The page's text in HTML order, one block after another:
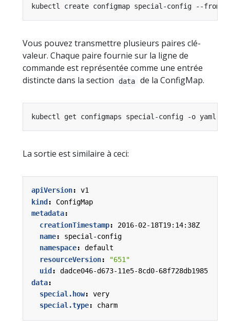
kubectl create configmap special-config --
Vous pouvez transmettre plusieurs paires clé-
valeur. Chaque paire fournie sur la ligne de
commande est représentée comme une entrée
distincte dans la section
data de la ConfigMap.
La sortie est similaire à ceci:
apiVersion:
v1
kind :
ConfigMap
metadata:
creationTimestamp:
2016-02-18T19:14:38Z
name:
special-config
namespace:
default
resourceVersion:
"651"
uid :
dadce046-d673-11e5-8cd0-68f728db1985
data:
special.how:
very
special.type: charm